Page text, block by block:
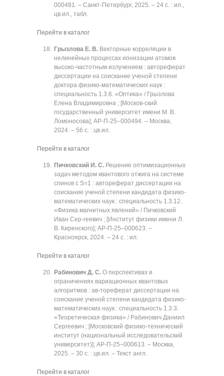
000481. ‒ Санкт-Петербург, 2025. ‒ 24 с. : ил.,
цв.ил., табл.
Перейти в каталог
Грызлова Е. В. Векторные корреляции в
нелинейных процессах ионизации атомов
высоко-частотным излучением : автореферат
диссертации на соискание ученой степени
доктора физико-математических наук :
специальность 1.3.6. «Оптика» / Грызлова
Елена Владимировна ; [Москов-ский
государственный университет имени М. В.
Ломоносова]; АР-П-25‒000494. ‒ Москва,
2024. ‒ 56 с. : цв.ил.
Перейти в каталог
Пичковский И. С. Решение оптимизационных
задач методом квантового отжига на системе
спинов с S=1 : автореферат диссертации на
соискание ученой степени кандидата физико-
математических наук : специальность 1.3.12.
«Физика магнитных явлений» / Пичковский
Иван Сер-геевич ; [Институт физики имени Л.
В. Киренского]; АР-П-25‒000623. ‒
Красноярск, 2024. ‒ 24 с. : ил.
Перейти в каталог
Рабинович Д. С. О перспективах и
ограничениях вариационных квантовых
алгоритмов : ав-тореферат диссертации на
соискание ученой степени кандидата физико-
математических наук : специальность 1.3.3.
«Теоретическая физика» / Рабинович Даниил
Сергеевич ; [Московский физико-технический
институт (национальный исследовательский
университет)]; АР-П-25‒000613. ‒ Москва,
2025. ‒ 30 с. : цв.ил. ‒ Текст англ.
Перейти в каталог